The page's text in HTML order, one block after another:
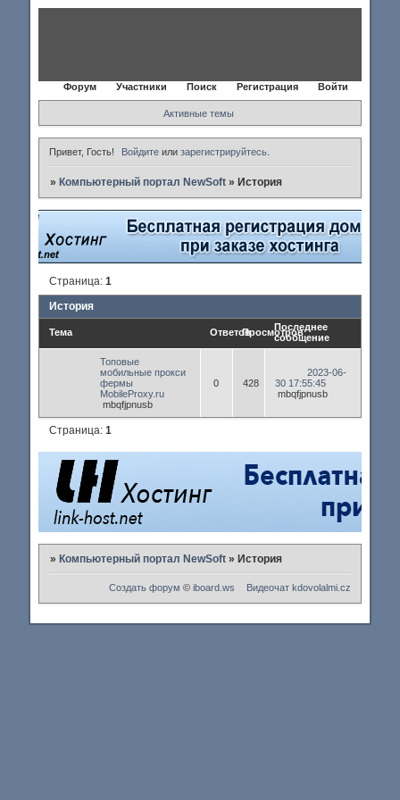
Форум Участники Поиск Регистрация Войти
Активные темы
Привет, Гость! Войдите илизарегистрируйтесь
» Компьютерный портал NewSoft » История
История
Страница: 1
Тема ОтветовПросмотров
Последнее
сообщение
Топовые
мобильные прокси
фермы
MobileProxy.ru
mbqfjpnusb
0 428
2023-06-
30 17:55:45
mbqfjpnusb
Страница: 1
» Компьютерный портал NewSoft » История
Создать форум ©iboard.ws Видеочат kdovolalmi.cz